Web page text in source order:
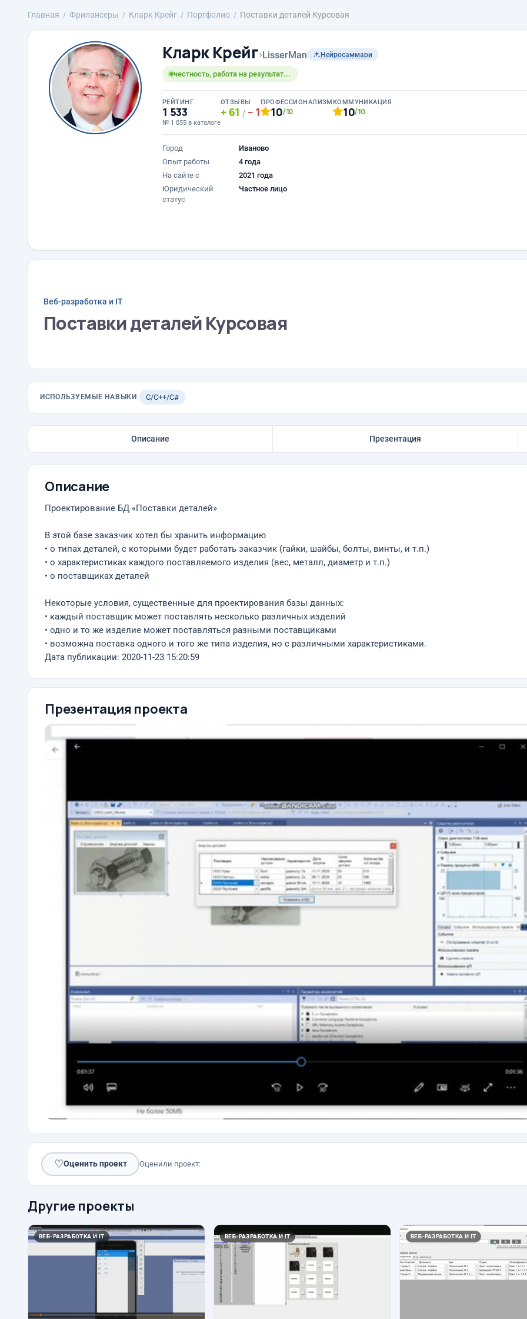
Главная Фрилансеры Кларк Крейг Портфолио Поставки деталей Курсовая
Кларк Крейг›LisserMan Нейросаммари
честность, работа на результат...
РЕЙТИНГ
1 533
№ 1 055 в каталоге
ОТЗЫВЫ
61 / 1
ПРОФЕССИОНАЛИЗМ
10/10
КОММУНИКАЦИЯ
10/10
Город
Иваново
Опыт работы
4 года
На сайте с
2021 года
Юридический
статус
Частное лицо
Веб-разработка и IT
Поставки деталей Курсовая
ИСПОЛЬЗУЕМЫЕ НАВЫКИ C/C++/C#
Описание Презентация
Описание
Проектирование БД «Поставки деталей»
В этой базе заказчик хотел бы хранить информацию
• о типах деталей, с которыми будет работать заказчик (гайки, шайбы, болты, винты, и т.п.)
• о характеристиках каждого поставляемого изделия (вес, металл, диаметр и т.п.)
• о поставщиках деталей
Некоторые условия, существенные для проектирования базы данных:
• каждый поставщик может поставлять несколько различных изделий
• одно и то же изделие может поставляться разными поставщиками
• возможна поставка одного и того же типа изделия, но с различными характеристиками.
Дата публикации: 2020-11-23 15:20:59
Презентация проекта
♡Оценить проект Оценили проект:
Другие проекты
ВЕБ-РАЗРАБОТКА И IT ВЕБ-РАЗРАБОТКА И IT ВЕБ-РАЗРАБОТКА И IT